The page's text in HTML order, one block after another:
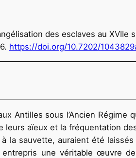
des esclaves au
https://doi.org/10.7202/
Antilles sous l’Ancien
leurs aïeux et la fréquentation
la sauvette, auraient été
une véritable œuvre